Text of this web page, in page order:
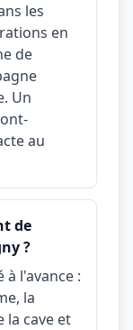
les
en
de
Un
au
de
?
à l'avance :
la
la cave et